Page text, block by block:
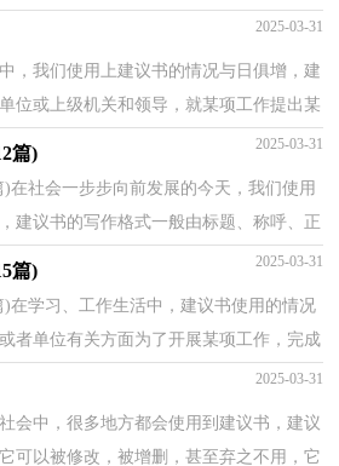
编整理的保护环境建议书，希...
2025-03-31
，我们使用上建议书的情况与日俱增，建
位或上级机关和领导，就某项工作提出某
信。怎么写建议书才能避...
篇) 2025-03-31
在社会一步步向前发展的今天，我们使用
建议书的写作格式一般由标题、称呼、正
成。大家知道建议书的...
篇) 2025-03-31
在学习、工作生活中，建议书使用的情况
者单位有关方面为了开展某项工作，完成
倡议大家一起做什么事情...
2025-03-31
会中，很多地方都会使用到建议书，建议
可以被修改，被增删，甚至弃之不用，它